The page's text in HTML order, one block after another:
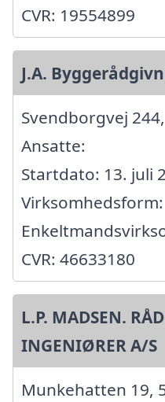
CVR: 19554899
J.A.
Svendborgvej
Ansatte:
Startdato: 13. juli
Virksomhedsform:
CVR: 46633180
L.P. MADSEN.
INGENIØRER A/S
Munkehatten 19,